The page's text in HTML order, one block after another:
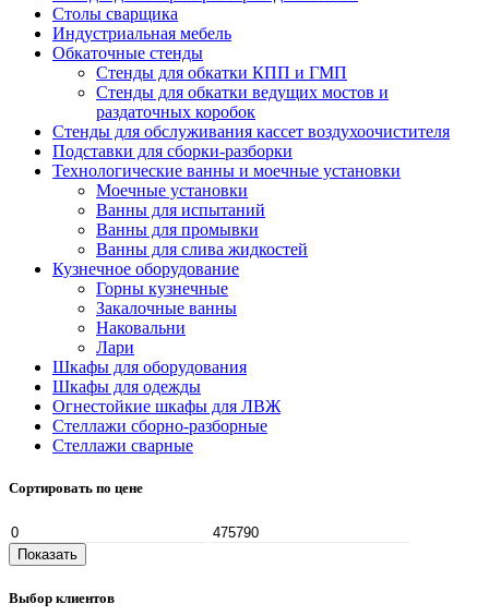
Столы сварщика
Индустриальная мебель
Обкаточные стенды
Стенды для обкатки КПП и ГМП
Стенды для обкатки ведущих мостов и
раздаточных коробок
Стенды для обслуживания кассет воздухоочистителя
Подставки для сборки-разборки
Технологические ванны и моечные установки
Моечные установки
Ванны для испытаний
Ванны для промывки
Ванны для слива жидкостей
Кузнечное оборудование
Горны кузнечные
Закалочные ванны
Наковальни
Лари
Шкафы для оборудования
Шкафы для одежды
Огнестойкие шкафы для ЛВЖ
Стеллажи сборно-разборные
Стеллажи сварные
Сортировать по цене
Показать
Выбор клиентов